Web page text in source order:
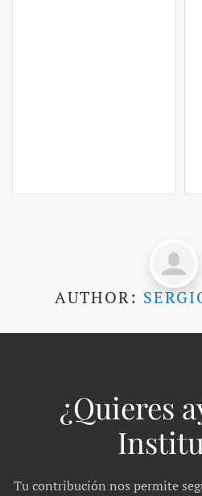
AUTHOR:
¿Quieres
Tu contribución nos permite